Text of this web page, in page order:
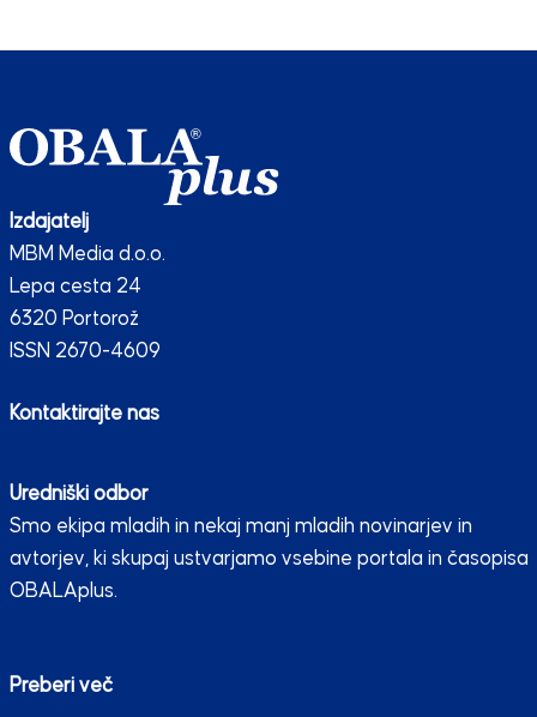
Izdajatelj
MBM Media d.o.o.
Lepa cesta 24
6320 Portorož
ISSN 2670-4609
Kontaktirajte nas
Uredniški odbor
Smo ekipa mladih in nekaj manj mladih novinarjev in
avtorjev, ki skupaj ustvarjamo vsebine portala in časopisa
OBALAplus.
Preberi več